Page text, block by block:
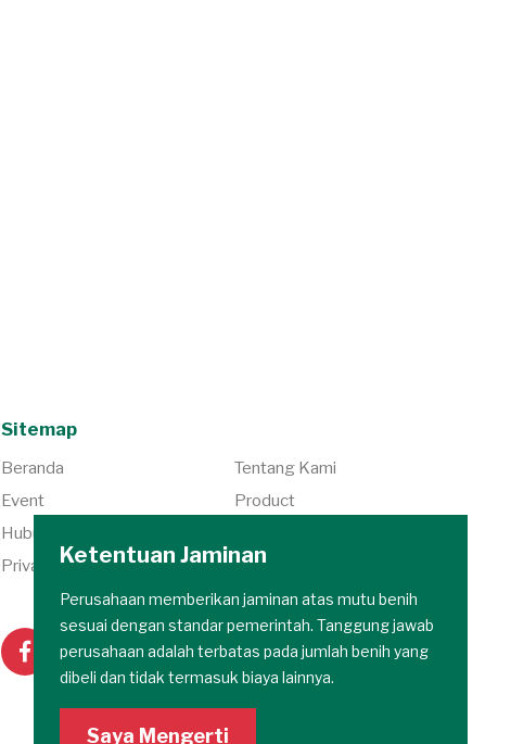
Ketentuan Jaminan
Perusahaan memberikan jaminan atas mutu benih
sesuai dengan standar pemerintah. Tanggung jawab
perusahaan adalah terbatas pada jumlah benih yang
dibeli dan tidak termasuk biaya lainnya.
Saya Mengerti
Sitemap
Beranda
Tentang Kami
Event
Product
Hubungi Kami
Privacy Policy
Karir